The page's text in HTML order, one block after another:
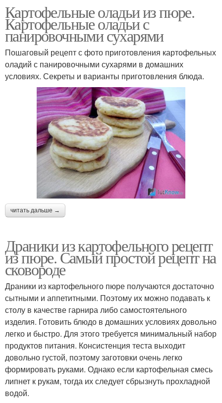
Картофельные оладьи из пюре.
Картофельные оладьи с
панировочными сухарями
Пошаговый рецепт с фото приготовления картофельных
оладий с панировочными сухарями в домашних
условиях. Секреты и варианты приготовления блюда.
читать дальше →
Драники из картофельного рецепт
из пюре. Самый простой рецепт на
сковороде
Драники из картофельного пюре получаются достаточно
сытными и аппетитными. Поэтому их можно подавать к
столу в качестве гарнира либо самостоятельного
изделия. Готовить блюдо в домашних условиях довольно
легко и быстро. Для этого требуется минимальный набор
продуктов питания. Консистенция теста выходит
довольно густой, поэтому заготовки очень легко
формировать руками. Однако если картофельная смесь
липнет к рукам, тогда их следует сбрызнуть прохладной
водой.